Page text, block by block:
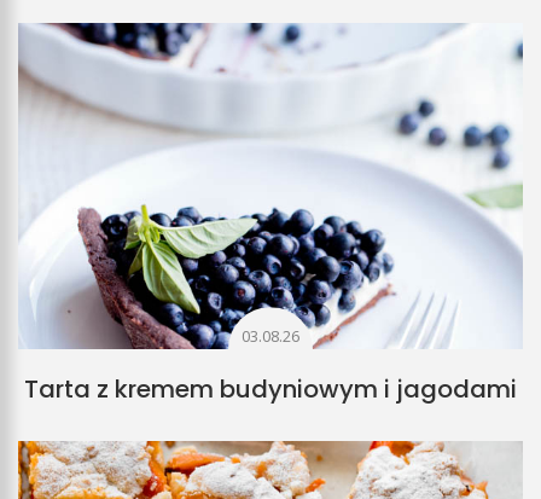
03.08.26
Tarta z kremem budyniowym i jagodami